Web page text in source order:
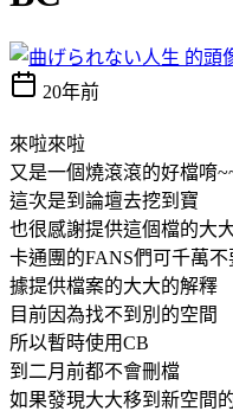
20年前
來啦來啦
又是一個燒滾滾的好檔唷
這次是到論壇去挖到寶
也很感謝提供這個檔的大
卡通團的FANS們可千萬
據提供檔案的大大的解釋
目前因為找不到別的空間
所以暫時使用CB
到二月前都不會刪檔
如果發現大大移到新空間